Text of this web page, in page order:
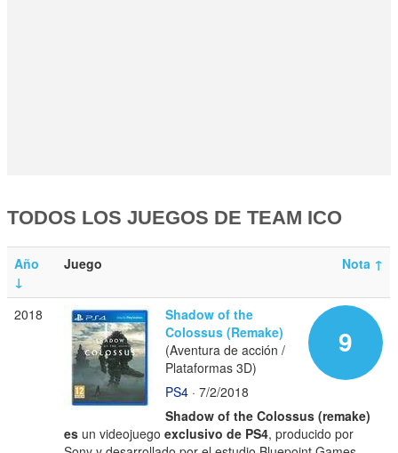
TODOS LOS JUEGOS DE TEAM ICO
Año
↓
Nota ↑
Juego
2018
9
Shadow of the
Colossus (Remake)
(Aventura de acción /
Plataformas 3D)
PS4 · 7/2/2018
Shadow of the Colossus (remake)
es un videojuegoexclusivo de PS4, producido por